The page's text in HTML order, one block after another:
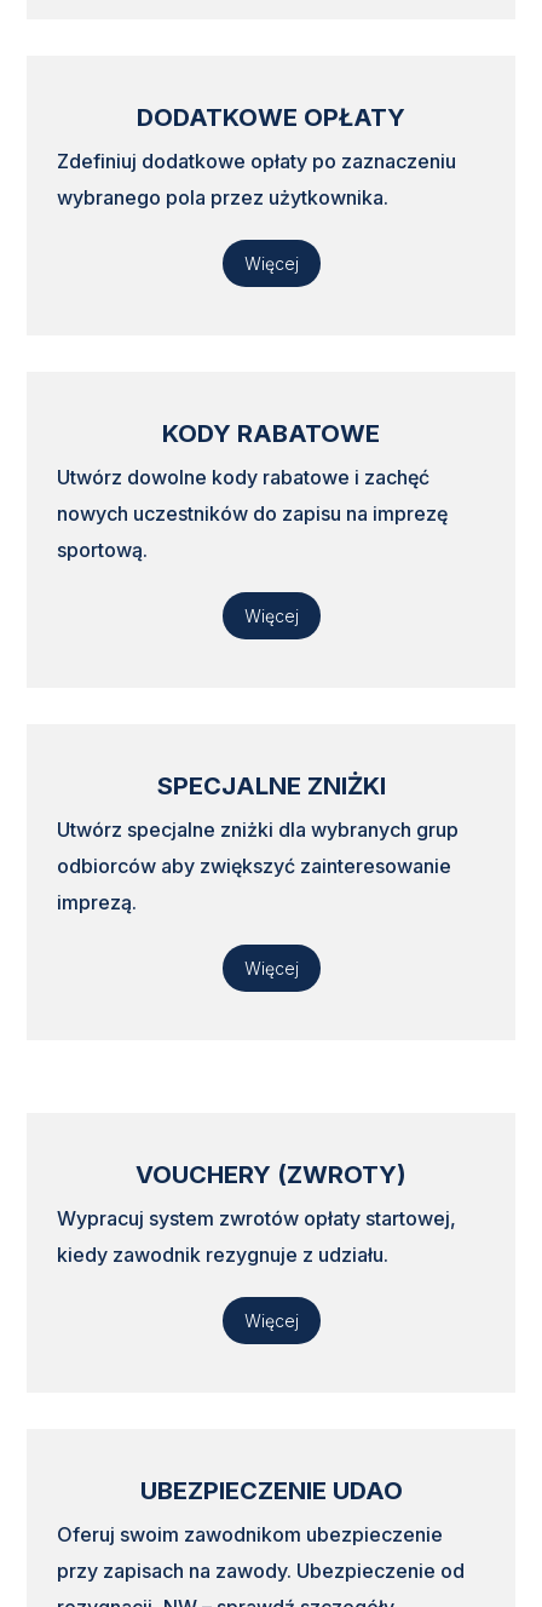
DODATKOWE OPŁATY
Zdefiniuj dodatkowe opłaty po zaznaczeniu
wybranego pola przez użytkownika.
Więcej
KODY RABATOWE
Utwórz dowolne kody rabatowe i zachęć
nowych uczestników do zapisu na imprezę
sportową.
Więcej
SPECJALNE ZNIŻKI
Utwórz specjalne zniżki dla wybranych grup
odbiorców aby zwiększyć zainteresowanie
imprezą.
Więcej
VOUCHERY (ZWROTY)
Wypracuj system zwrotów opłaty startowej,
kiedy zawodnik rezygnuje z udziału.
Więcej
UBEZPIECZENIE UDAO
Oferuj swoim zawodnikom ubezpieczenie
przy zapisach na zawody. Ubezpieczenie od